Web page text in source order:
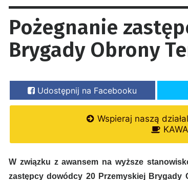
Pożegnanie
Brygady Obrony
Udostępnij na Facebooku
Wspieraj naszą
W związku z awansem na wyższe
zastępcy dowódcy 20 Przemyskiej Brygady